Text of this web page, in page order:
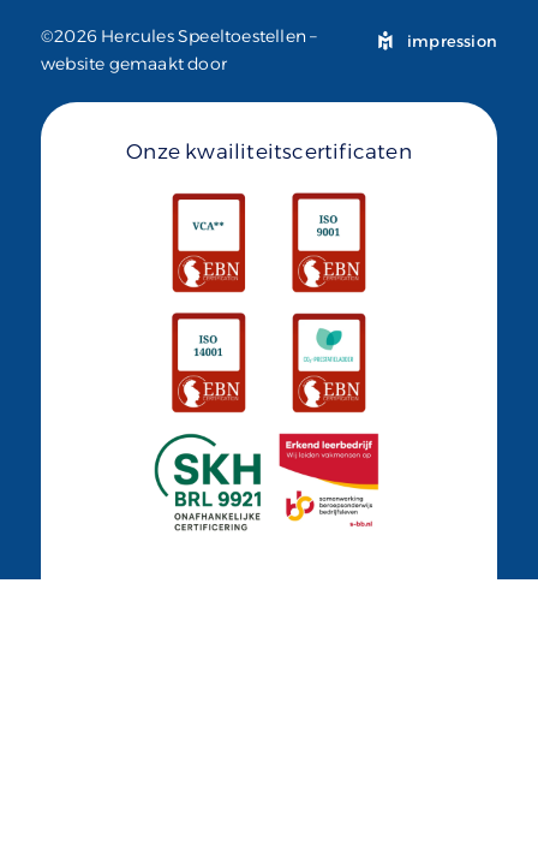
©2026 Hercules Speeltoestellen –
website gemaakt door
impression
Onze kwailiteitscertificaten